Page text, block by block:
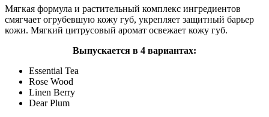
Мягкая формула и растительный комплекс ингредиентов
смягчает огрубевшую кожу губ, укрепляет защитный барьер
кожи. Мягкий цитрусовый аромат освежает кожу губ.
Выпускается в 4 вариантах:
Essential Tea
Rose Wood
Linen Berry
Dear Plum